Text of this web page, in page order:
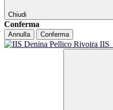
Chiudi
Conferma
Annulla Conferma
IIS